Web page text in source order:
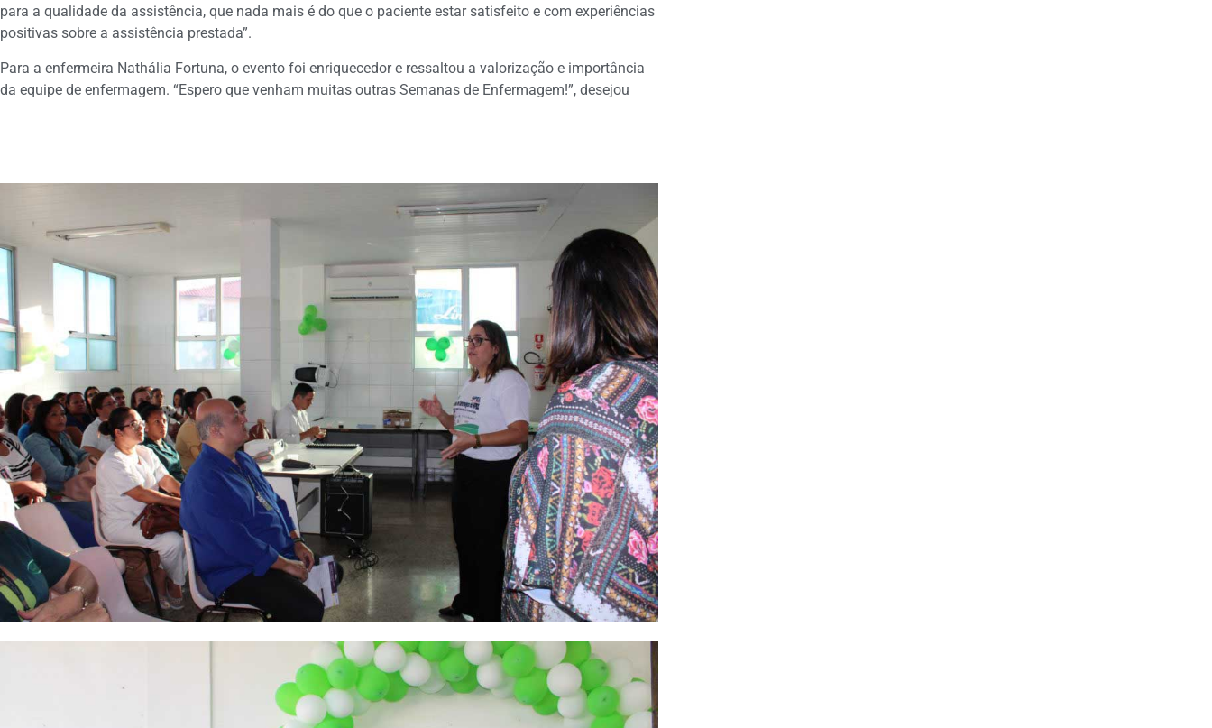
para a qualidade da assistência, que nada mais é do que o paciente estar satisfeito e com experiências
positivas sobre a assistência prestada”.
Para a enfermeira Nathália Fortuna, o evento foi enriquecedor e ressaltou a valorização e importância
da equipe de enfermagem. “Espero que venham muitas outras Semanas de Enfermagem!”, desejou